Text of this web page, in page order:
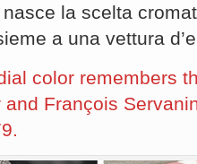
la scelta
a una vettura
color remembers
François